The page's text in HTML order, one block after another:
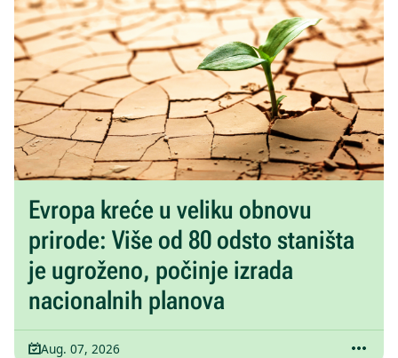
Evropa kreće u veliku obnovu
prirode: Više od 80 odsto staništa
je ugroženo, počinje izrada
nacionalnih planova
Aug. 07, 2026